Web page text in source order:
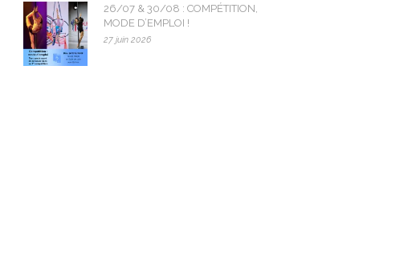
26/07 & 30/08 : COMPÉTITION,
MODE D’EMPLOI !
27 juin 2026